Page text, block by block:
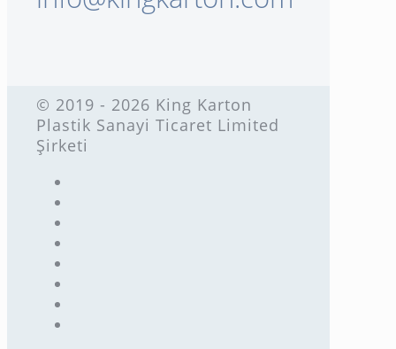
© 2019 - 2026 King Karton
Plastik Sanayi Ticaret Limited
Şirketi